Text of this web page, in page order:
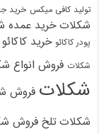
تولید کافی میکس خرید
شکلات خرید عمده
پودر کاکائو خرید کاکائو
شکلات فروش انواع
شکلات فروش
شکلات تلخ فروش